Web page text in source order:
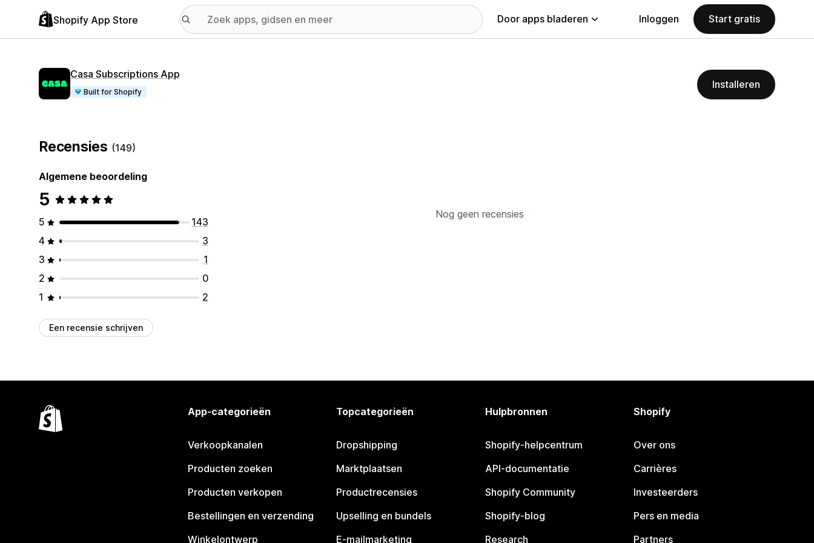
Shopify App Store Door apps bladeren Inloggen Start gratis
Casa Subscriptions App
Built for Shopify
Installeren
Recensies (149)
Algemene beoordeling
5
5
143
4
3
3
1
2
0
1
2
Een recensie schrijven
Nog geen recensies
App-categorieën
Verkoopkanalen
Producten zoeken
Producten verkopen
Bestellingen en verzending
Winkelontwerp
Topcategorieën
Dropshipping
Marktplaatsen
Productrecensies
Upselling en bundels
E-mailmarketing
Hulpbronnen
Shopify-helpcentrum
API-documentatie
Shopify Community
Shopify-blog
Research
Shopify
Over ons
Carrières
Investeerders
Pers en media
Partners